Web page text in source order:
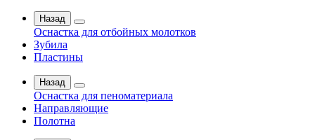
Назад
Оснастка для отбойных молотков
Зубила
Пластины
Назад
Оснастка для пеноматериала
Направляющие
Полотна